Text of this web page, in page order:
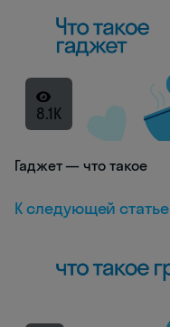
8.1K
Гаджет — что такое
К следующей статье